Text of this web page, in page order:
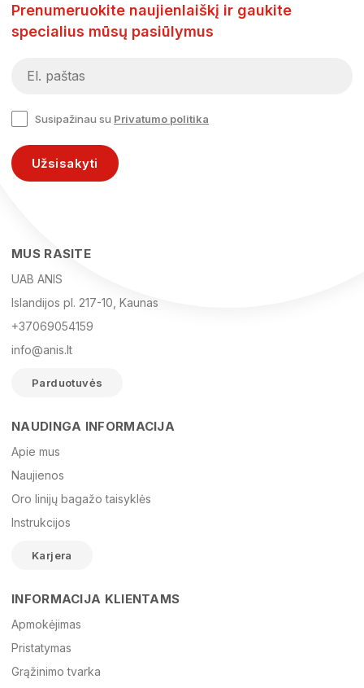
El. paštas
Žinutė
Prenumeruokite naujienlaiškį ir gaukite
specialius mūsų pasiūlymus
Susipažinau su Privatumo politika
Užsisakyti
MUS RASITE
UAB ANIS
Islandijos pl. 217-10, Kaunas
+37069054159
info@anis.lt
Parduotuvės
NAUDINGA INFORMACIJA
Apie mus
Naujienos
Oro linijų bagažo taisyklės
Instrukcijos
Karjera
INFORMACIJA KLIENTAMS
Apmokėjimas
Pristatymas
Grąžinimo tvarka